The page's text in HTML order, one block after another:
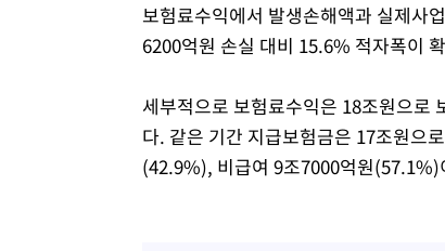
보험료수익에서 발생손해액과 실제사
6200억원 손실 대비 15.6% 적자폭이
세부적으로 보험료수익은 18조원으로
다. 같은 기간 지급보험금은 17조원으
(42.9%), 비급여 9조7000억원(57.1%)